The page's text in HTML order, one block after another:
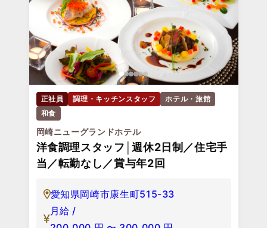
正社員 調理・キッチンスタッフ
ホテル・旅館
和食
岡崎ニューグランドホテル
洋食調理スタッフ│週休2日制／住宅手
当／転勤なし／賞与年2回
愛知県岡崎市康生町515-33
月給 /